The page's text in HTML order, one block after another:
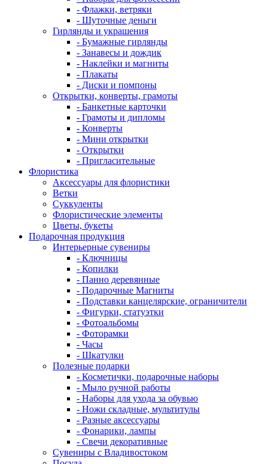
- Флажки, ветряки
- Шуточные деньги
Гирлянды и украшения
- Бумажные гирлянды
- Занавесы и дождик
- Наклейки и магниты
- Плакаты
- Диски и помпоны
Открытки, конверты, грамоты
- Банкетные карточки
- Грамоты и дипломы
- Конверты
- Мини открытки
- Открытки
- Пригласительные
Флористика
Аксессуары для флористики
Ветки
Суккуленты
Флористические элементы
Цветы, букеты
Подарочная продукция
Интерьерные сувениры
- Ключницы
- Копилки
- Панно деревянные
- Подарочные Магниты
- Подставки канцелярские, ограничители
- Фигурки, статуэтки
- Фотоальбомы
- Фоторамки
- Часы
- Шкатулки
Полезные подарки
- Косметички, подарочные наборы
- Мыло ручной работы
- Наборы для ухода за обувью
- Ножи складные, мультитулы
- Разные аксессуары
- Фонарики, лампы
- Свечи декоративные
Сувениры с Владивостоком